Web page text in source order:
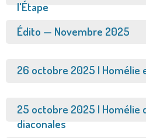
l'Étape
Afficher
Édito — Novembre 2025
Afficher
26 octobre 2025 | Homélie
Afficher
25 octobre 2025 | Homélie
diaconales